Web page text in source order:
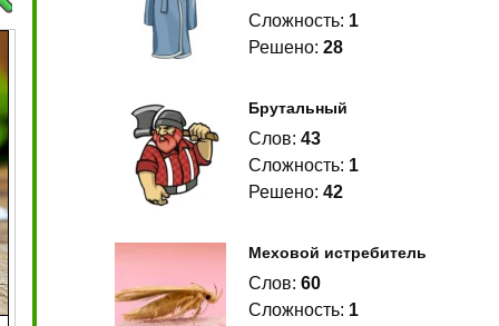
Сложность: 1
Решено: 28
Брутальный
Слов: 43
Сложность: 1
Решено: 42
Меховой истребитель
Слов: 60
Сложность: 1